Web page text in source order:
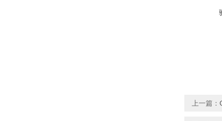
上一篇：